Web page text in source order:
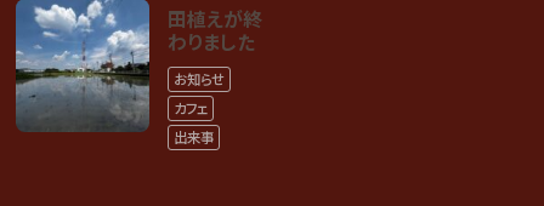
田植えが終
わりました
お知らせ
カフェ
出来事